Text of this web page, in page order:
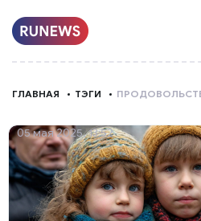
О
НАС
ГЛАВНАЯ ТЭГИ
05 мая 2025, 13:52